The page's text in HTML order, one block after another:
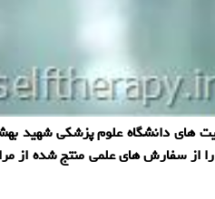
های دانشگاه علوم پزشكی شهید
سفارش های علمی منتج شده از